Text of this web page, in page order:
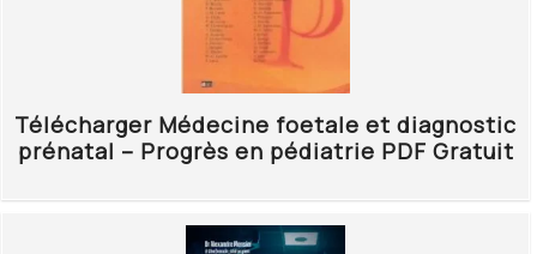
Télécharger Médecine foetale et diagnostic
prénatal – Progrès en pédiatrie PDF Gratuit